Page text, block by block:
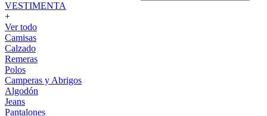
VESTIMENTA
+
Ver todo
Camisas
Calzado
Remeras
Polos
Camperas y Abrigos
Algodón
Jeans
Pantalones